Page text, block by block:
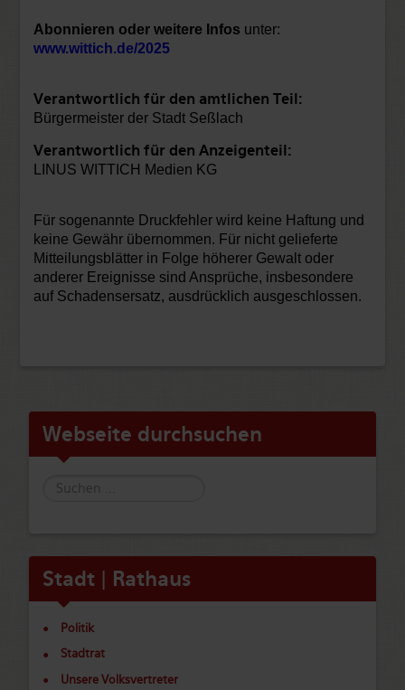
Abonnieren oder weitere Infos unter:
www.wittich.de/2025
Verantwortlich für den amtlichen Teil:
Bürgermeister der Stadt Seßlach
Verantwortlich für den Anzeigenteil:
LINUS WITTICH Medien KG
Für sogenannte Druckfehler wird keine Haftung und
keine Gewähr übernommen. Für nicht gelieferte
Mitteilungsblätter in Folge höherer Gewalt oder
anderer Ereignisse sind Ansprüche, insbesondere
auf Schadensersatz, ausdrücklich ausgeschlossen.
Webseite durchsuchen
Suche
Stadt | Rathaus
Politik
Stadtrat
Unsere Volksvertreter